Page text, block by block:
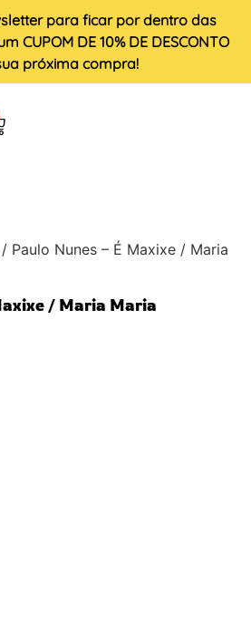
para ficar por dentro das
CUPOM DE 10% DE DESCONTO
próxima compra!
/ Paulo Nunes – É Maxixe / Maria
/ Maria Maria